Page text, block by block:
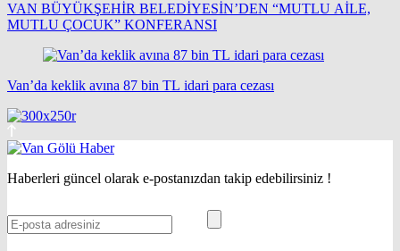
VAN BÜYÜKŞEHİR BELEDİYESİN’DEN “MUTLU AİLE,
MUTLU ÇOCUK” KONFERANSI
Van’da keklik avına 87 bin TL idari para cezası
Haberleri güncel olarak e-postanızdan takip edebilirsiniz !